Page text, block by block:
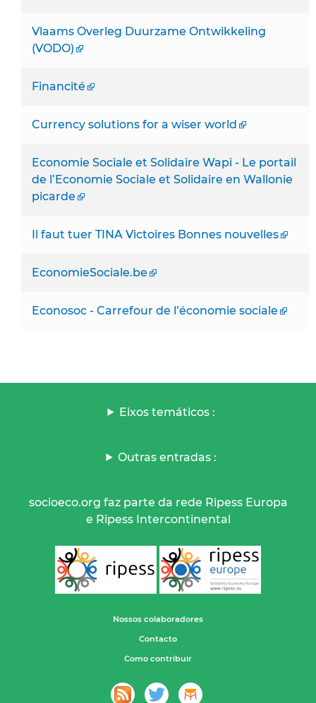
Vlaams Overleg Duurzame Ontwikkeling
(VODO)
Financité
Currency solutions for a wiser world
Economie Sociale et Solidaire Wapi - Le portail
de l’Economie Sociale et Solidaire en Wallonie
picarde
Il faut tuer TINA Victoires Bonnes nouvelles
EconomieSociale.be
Econosoc - Carrefour de l’économie sociale
Eixos temáticos :
Outras entradas :
socioeco.org faz parte da rede Ripess Europa
e Ripess Intercontinental
Nossos colaboradores
Contacto
Como contribuir